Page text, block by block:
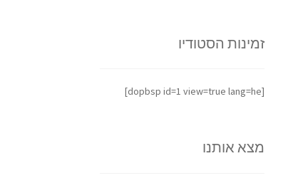
זמינות הסטודיו
[dopbsp id=1 view=true lang=he]
מצא אותנו